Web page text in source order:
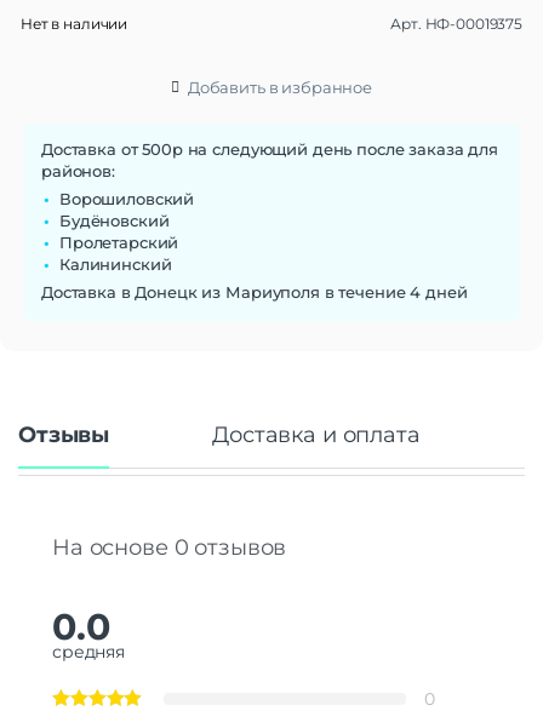
Нет в наличии Арт. НФ-00019375
Добавить в избранное
Доставка от 500р на следующий день после заказа для
районов:
Ворошиловский
Будёновский
Пролетарский
Калининский
Доставка в Донецк из Мариуполя в течение 4 дней
Отзывы Доставка и оплата
На основе 0 отзывов
0.0
средняя
0